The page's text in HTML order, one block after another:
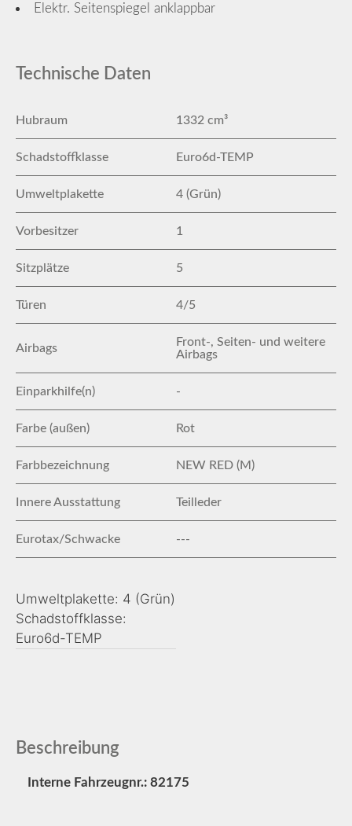
Elektr. Seitenspiegel anklappbar
Technische Daten
Hubraum 1332 cm³
Schadstoffklasse Euro6d-TEMP
Umweltplakette 4 (Grün)
Vorbesitzer 1
Sitzplätze 5
Türen 4/5
Airbags
Front-, Seiten- und weitere
Airbags
Einparkhilfe(n) -
Farbe (außen) Rot
Farbbezeichnung NEW RED (M)
Innere Ausstattung Teilleder
Eurotax/Schwacke ---
Umweltplakette: 4 (Grün)
Schadstoffklasse:
Euro6d-TEMP
Beschreibung
Interne Fahrzeugnr.: 82175